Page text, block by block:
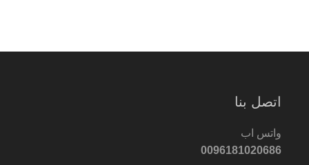
اتصل بنا
واتس اب
0096181020686